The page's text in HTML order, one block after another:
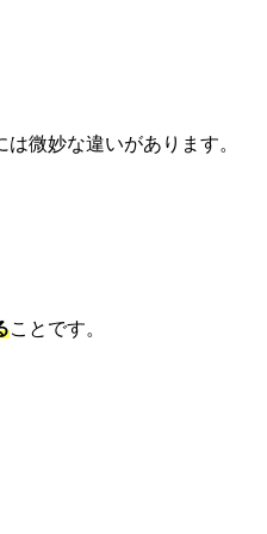
微妙な違いがあります。
ことです。